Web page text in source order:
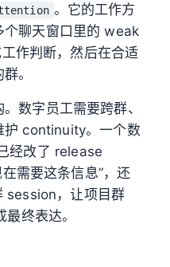
。它的工作方
个聊天窗口里的 weak
作判断，然后在合适
。
数字员工需要跨群、
护 continuity。一个数
经改了 release
需要这条信息”，还
session，让项目群
终表达。